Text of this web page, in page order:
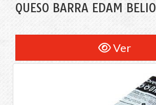
QUESO BARRA EDAM BELIO
Ver